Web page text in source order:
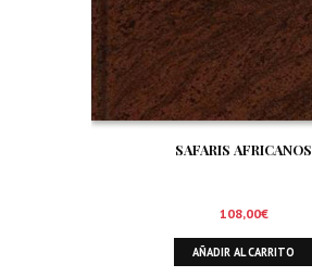
SAFARIS AFRICANOS
108,00€
AÑADIR AL CARRITO